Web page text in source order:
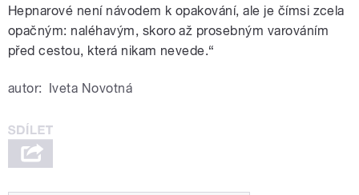
Hepnarové není návodem k opakování, ale je čímsi zcela
opačným: naléhavým, skoro až prosebným varováním
před cestou, která nikam nevede.“
autor: Iveta Novotná